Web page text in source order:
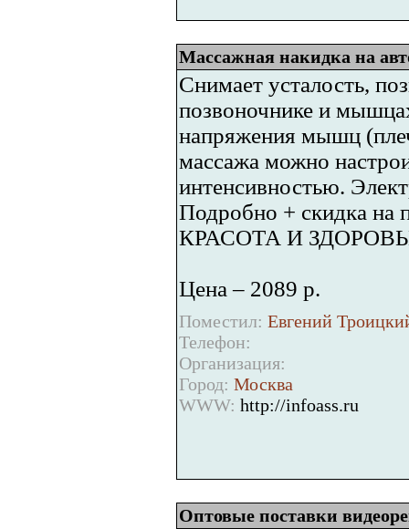
Массажная накидка на
Снимает усталость,
позвоночнике и
напряжения мышц
массажа можно
интенсивностью.
Подробно + скидка на
КРАСОТА И
Цена – 2089 р.
Поместил: Евгений
Телефон:
Организация:
Город: Москва
WWW: http://infoass.ru
Оптовые поставки